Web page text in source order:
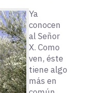
Ya
conocen
al Señor
X. Como
ven, éste
tiene algo
más en